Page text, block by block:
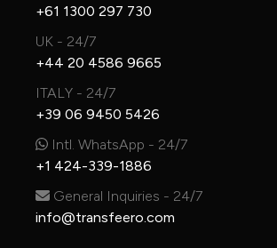
+61 1300 297 730
UK - 24/7
+44 20 4586 9665
ITALY - 24/7
+39 06 9450 5426
Intl. WhatsApp - 24/7
+1 424-339-1886
General Inquiries - 24/7
info@transfeero.com